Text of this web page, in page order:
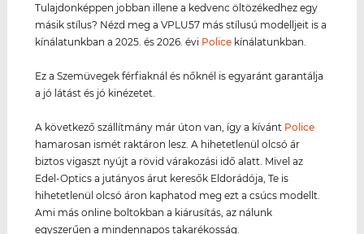
Tulajdonképpen jobban illene a kedvenc öltözékedhez egy
másik stílus? Nézd meg a VPLU57 más stílusú modelljeit is a
kínálatunkban a 2025. és 2026. évi Police kínálatunkban.
Ez a Szemüvegek férfiaknál és nőknél is egyaránt garantálja
a jó látást és jó kinézetet.
A következő szállítmány már úton van, így a kívánt Police
hamarosan ismét raktáron lesz. A hihetetlenül olcsó ár
biztos vigaszt nyújt a rövid várakozási idő alatt. Mivel az
Edel-Optics a jutányos árut keresők Eldorádója, Te is
hihetetlenül olcsó áron kaphatod meg ezt a csúcs modellt.
Ami más online boltokban a kiárusítás, az nálunk
egyszerűen a mindennapos takarékosság.